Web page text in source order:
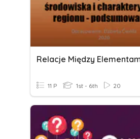
11 P 1st - 6th 20